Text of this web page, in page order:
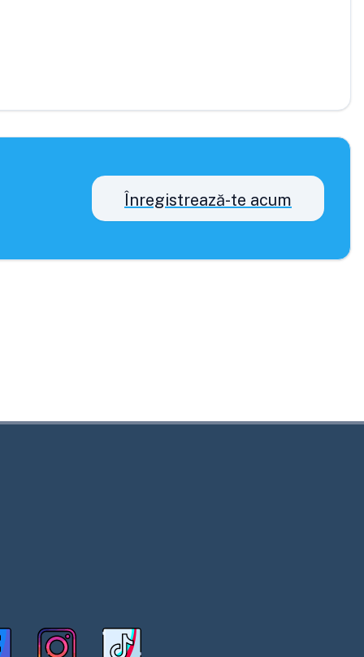
Înregistrează-te acum